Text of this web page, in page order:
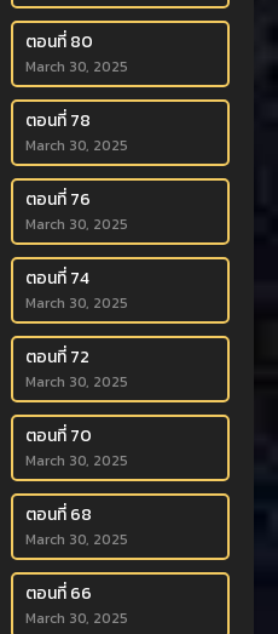
ตอนที่ 80
March 30, 2025
ตอนที่ 78
March 30, 2025
ตอนที่ 76
March 30, 2025
ตอนที่ 74
March 30, 2025
ตอนที่ 72
March 30, 2025
ตอนที่ 70
March 30, 2025
ตอนที่ 68
March 30, 2025
ตอนที่ 66
March 30, 2025